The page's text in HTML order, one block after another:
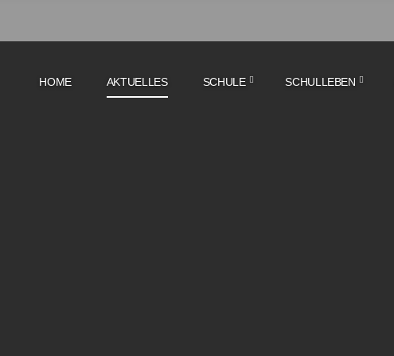
HOME
AKTUELLES SCHULE SCHULLEBEN